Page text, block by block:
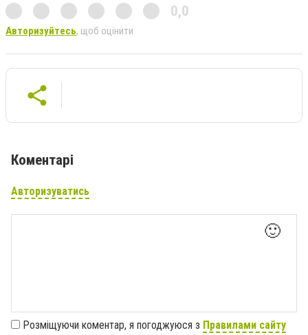
0,0
Авторизуйтесь, щоб оцінити
Коментарі
Авторизуватись
🙂
Розміщуючи коментар, я погоджуюся з Правилами сайту